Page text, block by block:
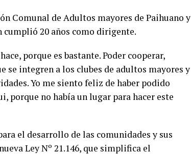
Comunal de Adultos mayores de Paihuano y
cumplió 20 años como dirigente.
porque es bastante. Poder cooperar,
se integren a los clubes de adultos mayores y
Yo me siento feliz de haber podido
porque no había un lugar para hacer este
el desarrollo de las comunidades y sus
Ley Nº 21.146, que simplifica el